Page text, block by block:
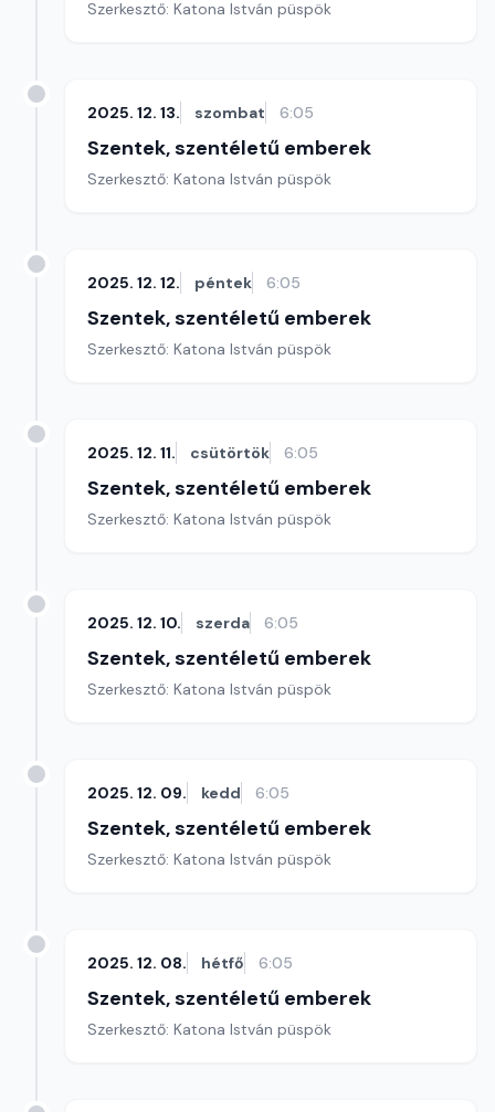
Szerkesztő: Katona István püspök
2025. 12. 13. szombat 6:05
Szentek, szentéletű emberek
Szerkesztő: Katona István püspök
2025. 12. 12. péntek 6:05
Szentek, szentéletű emberek
Szerkesztő: Katona István püspök
2025. 12. 11. csütörtök 6:05
Szentek, szentéletű emberek
Szerkesztő: Katona István püspök
2025. 12. 10. szerda 6:05
Szentek, szentéletű emberek
Szerkesztő: Katona István püspök
2025. 12. 09. kedd 6:05
Szentek, szentéletű emberek
Szerkesztő: Katona István püspök
2025. 12. 08. hétfő 6:05
Szentek, szentéletű emberek
Szerkesztő: Katona István püspök